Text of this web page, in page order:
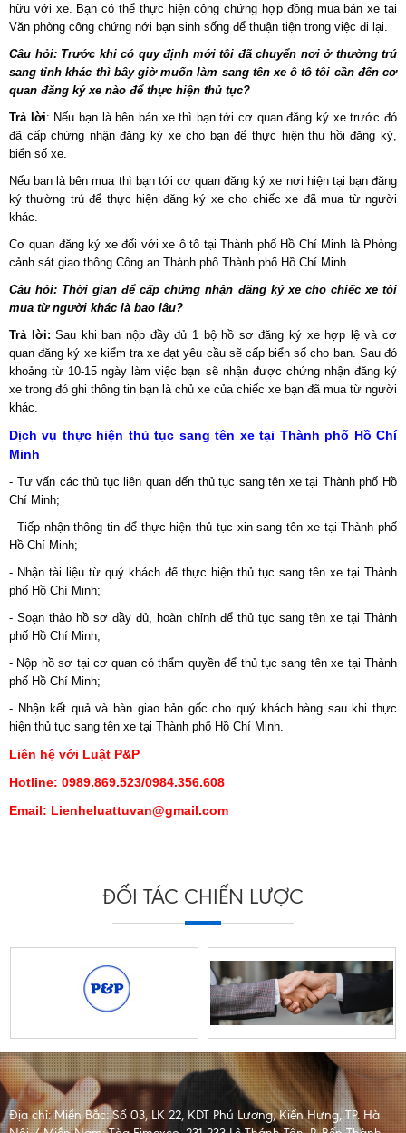
hữu với xe. Bạn có thể thực hiện công chứng hợp đồng mua bán xe tại
Văn phòng công chứng nới bạn sinh sống để thuận tiện trong việc đi lại.
Câu hỏi: Trước khi có quy định mới tôi đã chuyển nơi ở thường trú
sang tỉnh khác thì bây giờ muốn làm sang tên xe ô tô tôi cần đến cơ
quan đăng ký xe nào để thực hiện thủ tục?
Trả lời: Nếu bạn là bên bán xe thì bạn tới cơ quan đăng ký xe trước đó
đã cấp chứng nhận đăng ký xe cho bạn để thực hiện thu hồi đăng ký,
biển số xe.
Nếu bạn là bên mua thì bạn tới cơ quan đăng ký xe nơi hiện tại bạn đăng
ký thường trú để thực hiện đăng ký xe cho chiếc xe đã mua từ người
khác.
Cơ quan đăng ký xe đối với xe ô tô tại Thành phố Hồ Chí Minh là Phòng
cảnh sát giao thông Công an Thành phố Thành phố Hồ Chí Minh.
Câu hỏi: Thời gian để cấp chứng nhận đăng ký xe cho chiếc xe tôi
mua từ người khác là bao lâu?
Trả lời: Sau khi bạn nộp đầy đủ 1 bộ hồ sơ đăng ký xe hợp lệ và cơ
quan đăng ký xe kiểm tra xe đạt yêu cầu sẽ cấp biển số cho bạn. Sau đó
khoảng từ 10-15 ngày làm việc bạn sẽ nhận được chứng nhận đăng ký
xe trong đó ghi thông tin bạn là chủ xe của chiếc xe bạn đã mua từ người
khác.
Dịch vụ thực hiện thủ tục sang tên xe tại Thành phố Hồ Chí
Minh
- Tư vấn các thủ tục liên quan đến thủ tục sang tên xe tại Thành phố Hồ
Chí Minh;
- Tiếp nhận thông tin để thực hiện thủ tục xin sang tên xe tại Thành phố
Hồ Chí Minh;
- Nhận tài liệu từ quý khách để thực hiện thủ tục sang tên xe tại Thành
phố Hồ Chí Minh;
- Soạn thảo hồ sơ đầy đủ, hoàn chỉnh để thủ tục sang tên xe tại Thành
phố Hồ Chí Minh;
- Nộp hồ sơ tại cơ quan có thẩm quyền để thủ tục sang tên xe tại Thành
phố Hồ Chí Minh;
- Nhận kết quả và bàn giao bản gốc cho quý khách hàng sau khi thực
hiện thủ tục sang tên xe tại Thành phố Hồ Chí Minh.
Liên hệ với Luật P&P
Hotline: 0989.869.523/0984.356.608
Email: Lienheluattuvan@gmail.com
ĐỐI TÁC CHIẾN LƯỢC
Địa chỉ: Miền Bắc: Số 03, LK 22, KDT Phú Lương, Kiến Hưng, TP. Hà